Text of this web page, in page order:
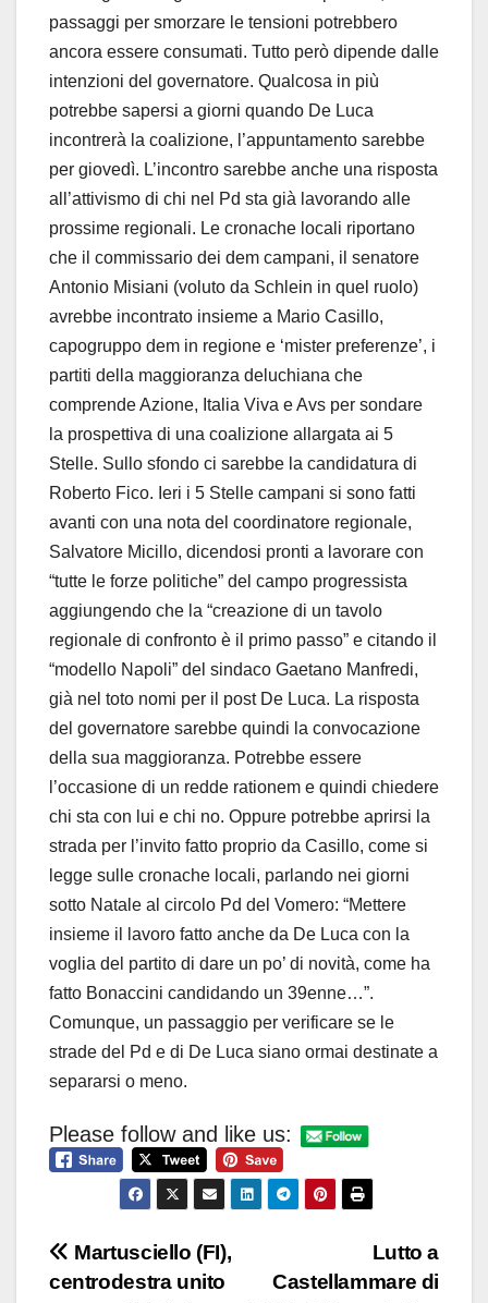
passaggi per smorzare le tensioni potrebbero
ancora essere consumati. Tutto però dipende dalle
intenzioni del governatore. Qualcosa in più
potrebbe sapersi a giorni quando De Luca
incontrerà la coalizione, l’appuntamento sarebbe
per giovedì. L’incontro sarebbe anche una risposta
all’attivismo di chi nel Pd sta già lavorando alle
prossime regionali. Le cronache locali riportano
che il commissario dei dem campani, il senatore
Antonio Misiani (voluto da Schlein in quel ruolo)
avrebbe incontrato insieme a Mario Casillo,
capogruppo dem in regione e ‘mister preferenze’, i
partiti della maggioranza deluchiana che
comprende Azione, Italia Viva e Avs per sondare
la prospettiva di una coalizione allargata ai 5
Stelle. Sullo sfondo ci sarebbe la candidatura di
Roberto Fico. Ieri i 5 Stelle campani si sono fatti
avanti con una nota del coordinatore regionale,
Salvatore Micillo, dicendosi pronti a lavorare con
“tutte le forze politiche” del campo progressista
aggiungendo che la “creazione di un tavolo
regionale di confronto è il primo passo” e citando il
“modello Napoli” del sindaco Gaetano Manfredi,
già nel toto nomi per il post De Luca. La risposta
del governatore sarebbe quindi la convocazione
della sua maggioranza. Potrebbe essere
l’occasione di un redde rationem e quindi chiedere
chi sta con lui e chi no. Oppure potrebbe aprirsi la
strada per l’invito fatto proprio da Casillo, come si
legge sulle cronache locali, parlando nei giorni
sotto Natale al circolo Pd del Vomero: “Mettere
insieme il lavoro fatto anche da De Luca con la
voglia del partito di dare un po’ di novità, come ha
fatto Bonaccini candidando un 39enne…”.
Comunque, un passaggio per verificare se le
strade del Pd e di De Luca siano ormai destinate a
separarsi o meno.
Please follow and like us:
Navigazione
Lutto a
Castellammare di
Martusciello (FI),
centrodestra unito